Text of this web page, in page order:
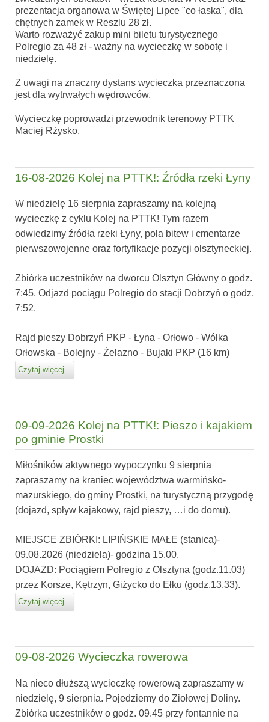
prezentacja organowa w Świętej Lipce "co łaska", dla
chętnych zamek w Reszlu 28 zł.
Warto rozważyć zakup mini biletu turystycznego
Polregio za 48 zł - ważny na wycieczkę w sobotę i
niedzielę.
Z uwagi na znaczny dystans wycieczka przeznaczona
jest dla wytrwałych wędrowców.
Wycieczkę poprowadzi przewodnik terenowy PTTK
Maciej Rżysko.
16-08-2026 Kolej na PTTK!: Źródła rzeki Łyny
W niedzielę 16 sierpnia zapraszamy na kolejną
wycieczkę z cyklu Kolej na PTTK! Tym razem
odwiedzimy źródła rzeki Łyny, pola bitew i cmentarze
pierwszowojenne oraz fortyfikacje pozycji olsztyneckiej.
Zbiórka uczestników na dworcu Olsztyn Główny o godz.
7:45. Odjazd pociągu Polregio do stacji Dobrzyń o godz.
7:52.
Rajd pieszy Dobrzyń PKP - Łyna - Orłowo - Wólka
Orłowska - Bolejny - Żelazno - Bujaki PKP (16 km)
Czytaj więcej...
09-09-2026 Kolej na PTTK!: Pieszo i kajakiem
po gminie Prostki
Miłośników aktywnego wypoczynku 9 sierpnia
zapraszamy na kraniec województwa warmińsko-
mazurskiego, do gminy Prostki, na turystyczną przygodę
(dojazd, spływ kajakowy, rajd pieszy, …i do domu).
MIEJSCE ZBIÓRKI: LIPIŃSKIE MAŁE (stanica)-
09.08.2026 (niedziela)- godzina 15.00.
DOJAZD: Pociągiem Polregio z Olsztyna (godz.11.03)
przez Korsze, Kętrzyn, Giżycko do Ełku (godz.13.33).
Czytaj więcej...
09-08-2026 Wycieczka rowerowa
Na nieco dłuższą wycieczkę rowerową zapraszamy w
niedzielę, 9 sierpnia. Pojedziemy do Ziołowej Doliny.
Zbiórka uczestników o godz. 09.45 przy fontannie na